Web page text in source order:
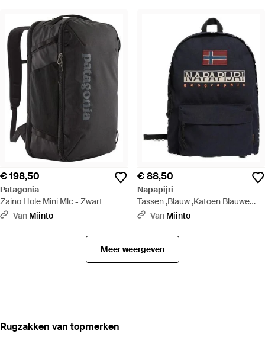
€ 198,50
Patagonia
Zaino Hole Mini Mlc - Zwart
Van Miinto
€ 88,50
Napapijri
Tassen ,Blauw ,Katoen Blauwe
Katoenen Rugzak Met Logo -
Van Miinto
Meer weergeven
‪Rugzakken‬ van topmerken